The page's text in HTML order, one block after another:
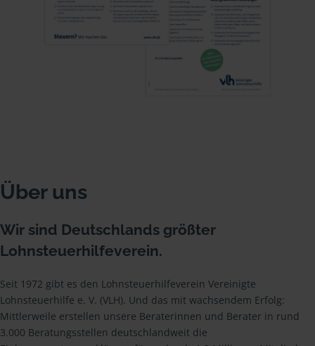
Über uns
Wir sind Deutschlands größter
Lohnsteuerhilfeverein.
Seit 1972 gibt es den Lohnsteuerhilfeverein Vereinigte
Lohnsteuerhilfe e. V. (VLH). Und das mit wachsendem Erfolg:
Mittlerweile erstellen unsere Beraterinnen und Berater in rund
3.000 Beratungsstellen deutschlandweit die